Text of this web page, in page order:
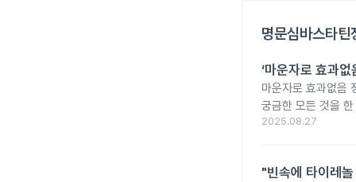
명문심바스타
‘마운자로 효과
마운자로 효과없음
궁금한 모든 것을
2025.08.27
"빈속에 타이레